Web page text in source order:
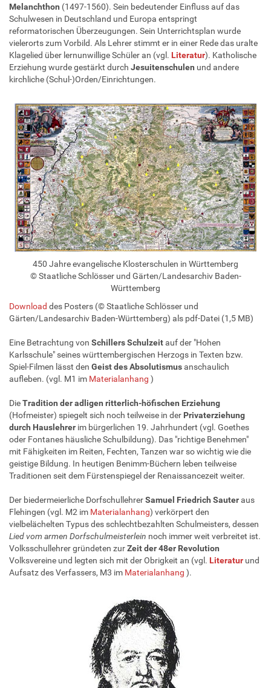
Melanchthon (1497-1560). Sein bedeutender Einfluss auf das
Schulwesen in Deutschland und Europa entspringt
reformatorischen Überzeugungen. Sein Unterrichtsplan wurde
vielerorts zum Vorbild. Als Lehrer stimmt er in einer Rede das uralte
Klagelied über lernunwillige Schüler an (vgl. Literatur). Katholische
Erziehung wurde gestärkt durch Jesuitenschulen und andere
kirchliche (Schul-)Orden/Einrichtungen.
450 Jahre evangelische Klosterschulen in Württemberg
© Staatliche Schlösser und Gärten/Landesarchiv Baden-
Württemberg
Download des Posters (© Staatliche Schlösser und
Gärten/Landesarchiv Baden-Württemberg) als pdf-Datei (1,5 MB)
Eine Betrachtung von SchillersSchulzeitauf der "Hohen
Karlsschule" seines württembergischen Herzogs in Texten bzw.
Spiel-Filmen lässt den GeistdesAbsolutismusanschaulich
aufleben. (vgl. M1 im Materialanhang )
DieTradition der adligen ritterlich-höfischen Erziehung
(Hofmeister) spiegelt sich noch teilweise in der Privaterziehung
durch Hauslehrer im bürgerlichen 19. Jahrhundert (vgl. Goethes
oder Fontanes häusliche Schulbildung). Das "richtige Benehmen"
mit Fähigkeiten im Reiten, Fechten, Tanzen war so wichtig wie die
geistige Bildung. In heutigen Benimm-Büchern leben teilweise
Traditionen seit dem Fürstenspiegel der Renaissancezeit weiter.
Der biedermeierliche DorfschullehrerSamuel Friedrich Sauteraus
Flehingen (vgl. M2 im Materialanhang) verkörpert den
vielbelächelten Typus des schlechtbezahlten Schulmeisters, dessen
Lied vom armen Dorfschulmeisterlein noch immer weit verbreitet ist.
Volksschullehrer gründeten zurZeit der 48er Revolution
Volksvereine und legten sich mit der Obrigkeit an (vgl. Literatur und
Aufsatz des Verfassers, M3 im Materialanhang ).